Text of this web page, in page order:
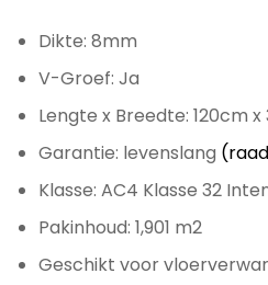
Dikte: 8mm
V-Groef: Ja
Lengte x Breedte: 120cm x
Garantie: levenslang
Klasse: AC4 Klasse 32
Pakinhoud: 1,901 m2
Geschikt voor